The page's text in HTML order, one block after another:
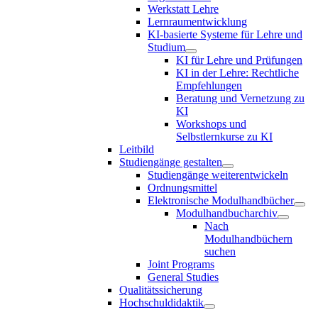
Werkstatt Lehre
Lernraumentwicklung
KI-basierte Systeme für Lehre und
Studium
KI für Lehre und Prüfungen
KI in der Lehre: Rechtliche
Empfehlungen
Beratung und Vernetzung zu
KI
Workshops und
Selbstlernkurse zu KI
Leitbild
Studiengänge gestalten
Studiengänge weiterentwickeln
Ordnungsmittel
Elektronische Modulhandbücher
Modulhandbucharchiv
Nach
Modulhandbüchern
suchen
Joint Programs
General Studies
Qualitätssicherung
Hochschuldidaktik